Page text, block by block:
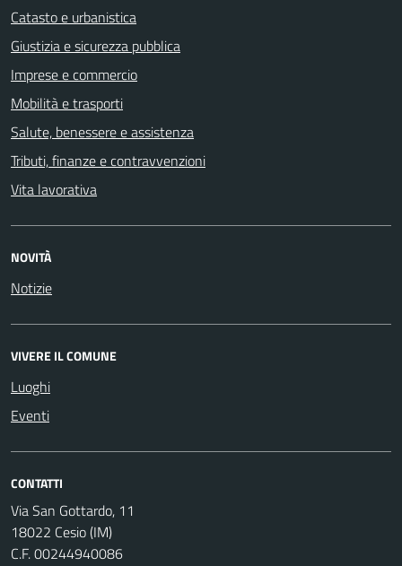
Catasto e urbanistica
Giustizia e sicurezza pubblica
Imprese e commercio
Mobilità e trasporti
Salute, benessere e assistenza
Tributi, finanze e contravvenzioni
Vita lavorativa
NOVITÀ
Notizie
VIVERE IL COMUNE
Luoghi
Eventi
CONTATTI
Via San Gottardo, 11
18022 Cesio (IM)
C.F. 00244940086